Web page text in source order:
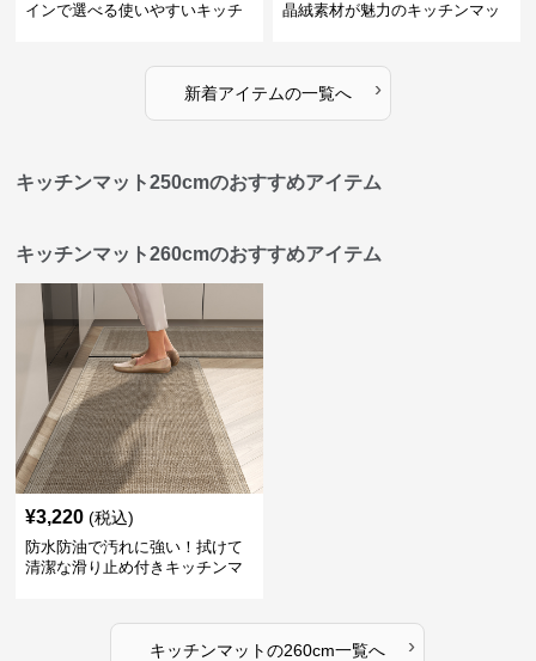
インで選べる使いやすいキッチ
晶絨素材が魅力のキッチンマッ
新着アイテムの一覧へ ›
キッチンマット250cmのおすすめアイテム
キッチンマット260cmのおすすめアイテム
¥3,220 (税込)
防水防油で汚れに強い！拭けて
清潔な滑り止め付きキッチンマ
キッチンマットの260cm一覧へ ›